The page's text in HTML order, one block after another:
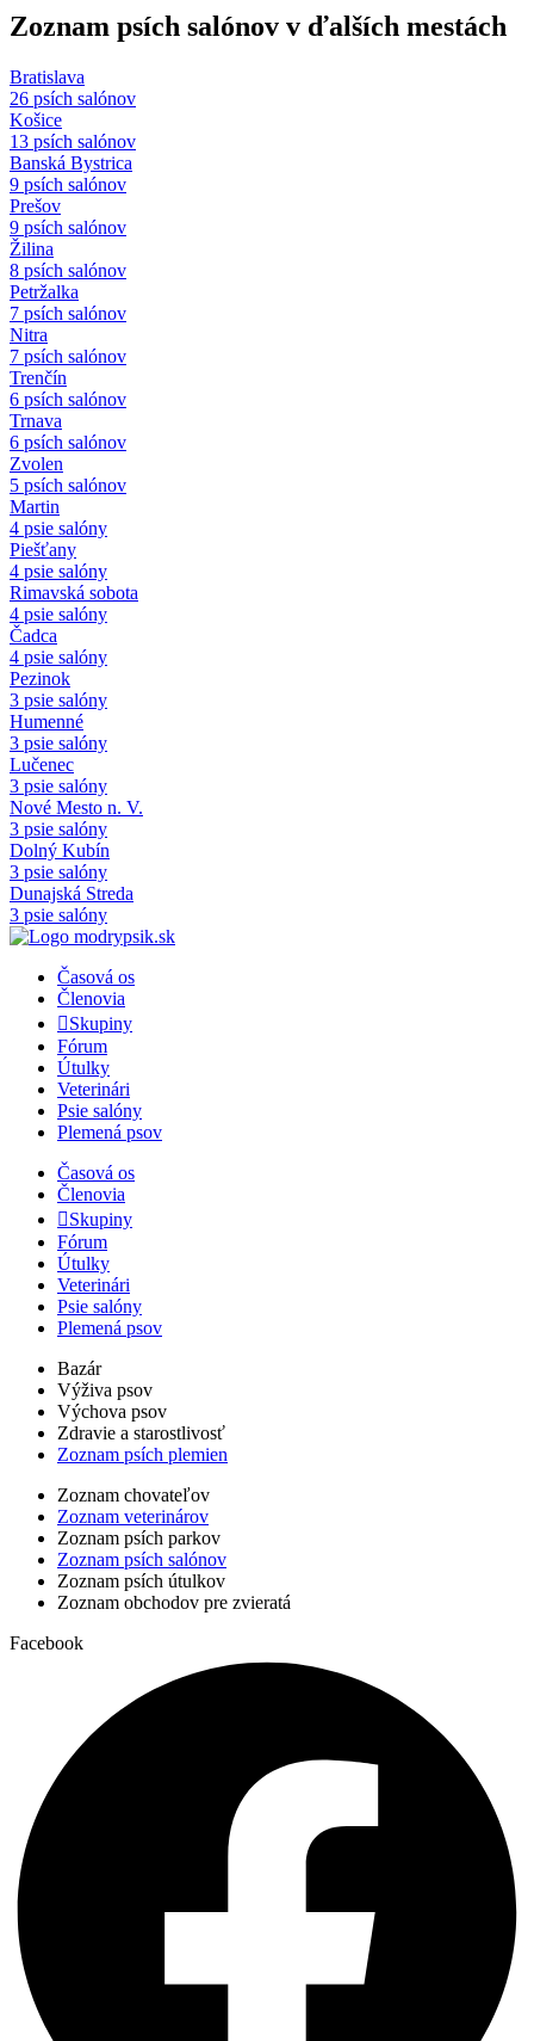
Zoznam psích salónov v ďalších mestách
Bratislava
26 psích salónov
Košice
13 psích salónov
Banská Bystrica
9 psích salónov
Prešov
9 psích salónov
Žilina
8 psích salónov
Petržalka
7 psích salónov
Nitra
7 psích salónov
Trenčín
6 psích salónov
Trnava
6 psích salónov
Zvolen
5 psích salónov
Martin
4 psie salóny
Piešťany
4 psie salóny
Rimavská sobota
4 psie salóny
Čadca
4 psie salóny
Pezinok
3 psie salóny
Humenné
3 psie salóny
Lučenec
3 psie salóny
Nové Mesto n. V.
3 psie salóny
Dolný Kubín
3 psie salóny
Dunajská Streda
3 psie salóny
Časová os
Členovia
Skupiny
Fórum
Útulky
Veterinári
Psie salóny
Plemená psov
Časová os
Členovia
Skupiny
Fórum
Útulky
Veterinári
Psie salóny
Plemená psov
Bazár
Výživa psov
Výchova psov
Zdravie a starostlivosť
Zoznam psích plemien
Zoznam chovateľov
Zoznam veterinárov
Zoznam psích parkov
Zoznam psích salónov
Zoznam psích útulkov
Zoznam obchodov pre zvieratá
Facebook